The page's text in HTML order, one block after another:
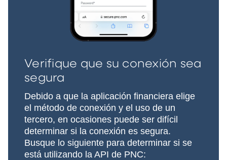
Verifique que su conexión sea
segura
Debido a que la aplicación financiera elige
el método de conexión y el uso de un
tercero, en ocasiones puede ser difícil
determinar si la conexión es segura.
Busque lo siguiente para determinar si se
está utilizando la API de PNC: